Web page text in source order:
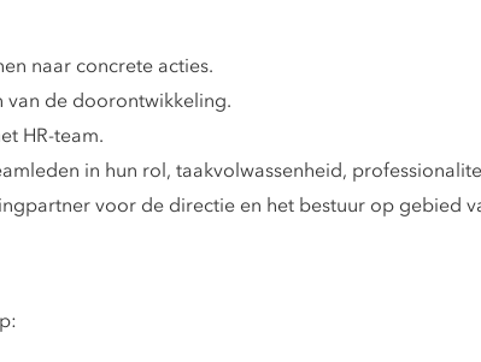
naar concrete acties.
van de doorontwikkeling.
HR-team.
in hun rol, taakvolwassenheid,
voor de directie en het bestuur op gebied